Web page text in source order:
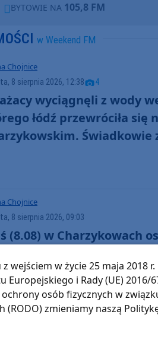
BYTOWIE NA 105,8 FM
w Weekend FM
Chojnice
8 sierpnia 2026, 12:38 4
wyciągnęli z wody
łódź przewróciła się
Świadkowie
Chojnice
8 sierpnia 2026, 09:03
(8.08) w Charzykowach
innymi Chór Zawisza
i Łotry
wejściem w życie 25 maja 2018
Europejskiego i Rady (UE) 2016/
osób fizycznych w
(RODO) zmieniamy naszą